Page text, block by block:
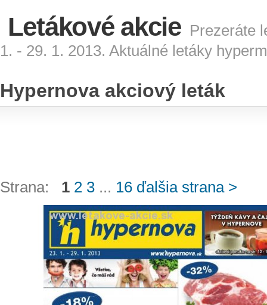
Letákové akcie Prezeráte
1. - 29. 1. 2013. Aktuálné letáky
Hypernova akciový leták
Strana: 1 2 3 ... 16 ďalšia strana >